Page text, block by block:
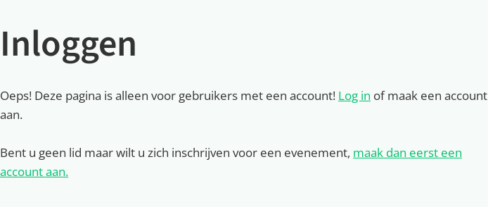
Inloggen
Oeps! Deze pagina is alleen voor gebruikers met een account! Log in of maak een account
aan.
Bent u geen lid maar wilt u zich inschrijven voor een evenement, maak dan eerst een
account aan.